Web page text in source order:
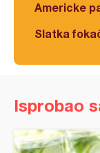
Americke
Slatka
Isprobao